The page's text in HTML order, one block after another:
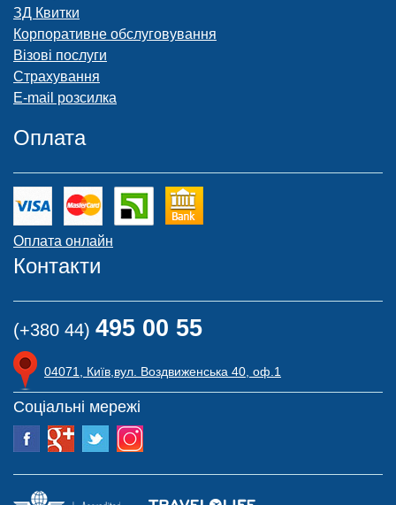
ЗД Квитки
Корпоративне обслуговування
Візові послуги
Страхування
E-mail розсилка
Оплата
Оплата онлайн
Контакти
(+380 44) 495 00 55
04071, Київ,вул. Воздвиженська 40, оф.1
Соціальні мережі